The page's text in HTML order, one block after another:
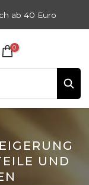
ab 40 Euro
0
UND